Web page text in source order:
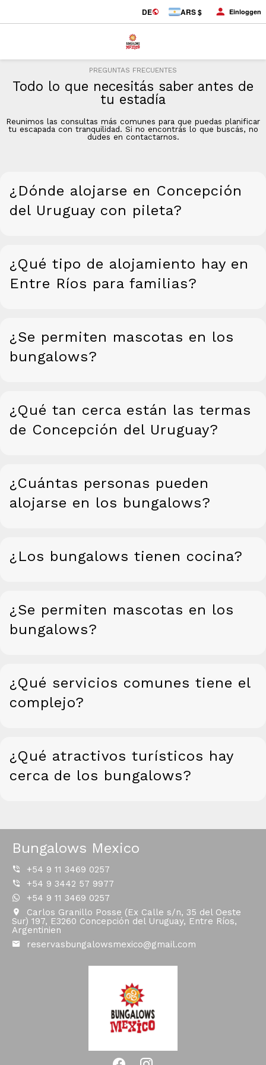
DE ARS $ Einloggen
PREGUNTAS FRECUENTES
Todo lo que necesitás saber antes de
tu estadía
Reunimos las consultas más comunes para que puedas planificar
tu escapada con tranquilidad. Si no encontrás lo que buscás, no
dudes en contactarnos.
¿Dónde alojarse en Concepción
del Uruguay con pileta?
¿Qué tipo de alojamiento hay en
Entre Ríos para familias?
¿Se permiten mascotas en los
bungalows?
¿Qué tan cerca están las termas
de Concepción del Uruguay?
¿Cuántas personas pueden
alojarse en los bungalows?
¿Los bungalows tienen cocina?
¿Se permiten mascotas en los
bungalows?
¿Qué servicios comunes tiene el
complejo?
¿Qué atractivos turísticos hay
cerca de los bungalows?
Bungalows Mexico
+54 9 11 3469 0257
+54 9 3442 57 9977
+54 9 11 3469 0257
Carlos Granillo Posse (Ex Calle s/n, 35 del Oeste
Sur) 197, E3260 Concepción del Uruguay, Entre Ríos,
Argentinien
reservasbungalowsmexico@gmail.com